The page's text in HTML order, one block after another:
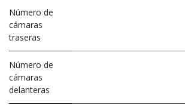
Número de
cámaras
traseras
Número de
cámaras
delanteras